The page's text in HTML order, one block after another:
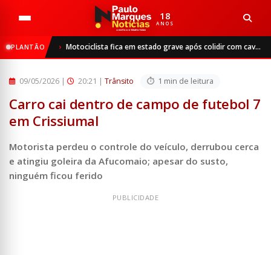
18
ANOS
PLANTÃO Motociclista fica em estado grave após colidir com cavalo na ERS-324, em Passo Fundo
Trânsito
Carro cai dentro de campo de futebol 7 em Crissiumal
09/05/2026 | 20:21 | Trânsito 1 min de leitura
Carro cai dentro de campo de futebol 7
em Crissiumal
Motorista perdeu o controle do veículo, derrubou cerca
e atingiu goleira da Afucomaio; apesar do susto,
ninguém ficou ferido